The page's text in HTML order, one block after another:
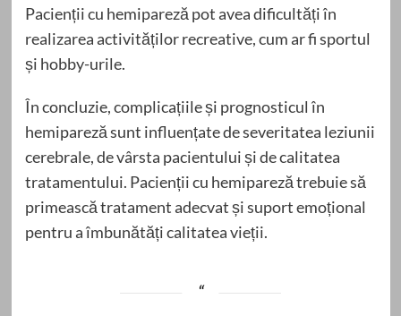
Pacienții cu hemipareză pot avea dificultăți în
realizarea activităților recreative, cum ar fi sportul
și hobby-urile.
În concluzie, complicațiile și prognosticul în
hemipareză sunt influențate de severitatea leziunii
cerebrale, de vârsta pacientului și de calitatea
tratamentului. Pacienții cu hemipareză trebuie să
primească tratament adecvat și suport emoțional
pentru a îmbunătăți calitatea vieții.